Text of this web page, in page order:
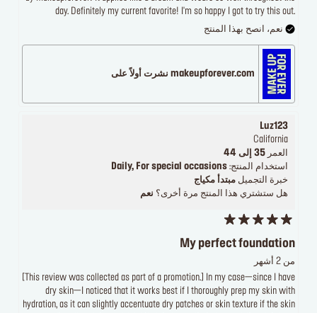
day. Definitely my current favorite! I'm so happy I got to try this out.
نعم، انصح بهذا المنتج
makeupforever.com نشرت أولاً على
Luz123
California
العمر 35 إلى 44
استخدام المنتج: Daily, For special occasions
خبرة التجميل مبتدأ مكياج
هل ستشتري هذا المنتج مرة أخرى؟ نعم
My perfect foundation
من 2 أشهر
[This review was collected as part of a promotion.] In my case—since I have
dry skin—I noticed that it works best if I thoroughly prep my skin with
hydration, as it can slightly accentuate dry patches or skin texture if the skin